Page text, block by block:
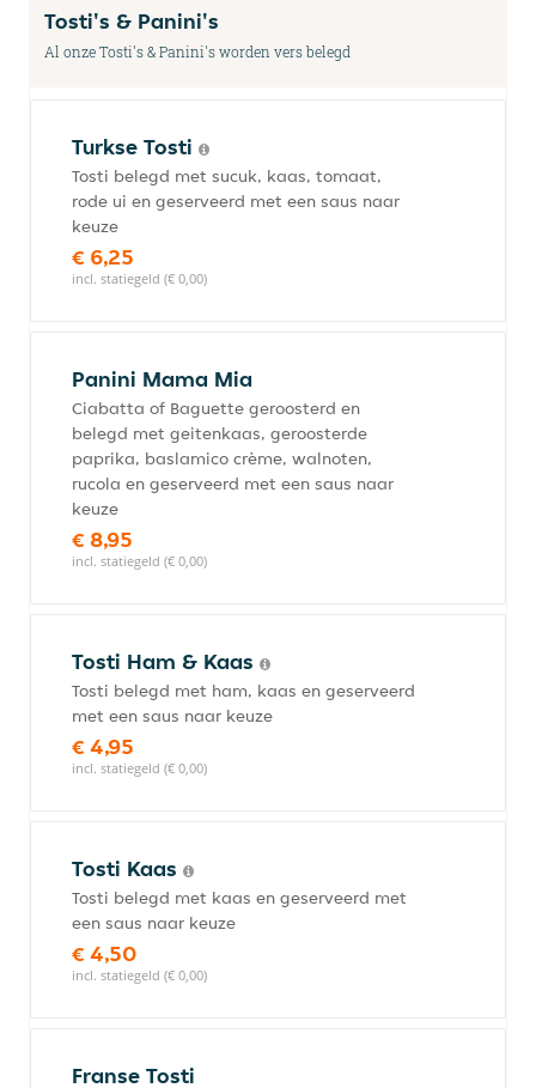
Tosti's & Panini's
Al onze Tosti's & Panini's worden vers belegd
Turkse Tosti
Tosti belegd met sucuk, kaas, tomaat,
rode ui en geserveerd met een saus naar
keuze
€ 6,25
incl. statiegeld (€ 0,00)
Panini Mama Mia
Ciabatta of Baguette geroosterd en
belegd met geitenkaas, geroosterde
paprika, baslamico crème, walnoten,
rucola en geserveerd met een saus naar
keuze
€ 8,95
incl. statiegeld (€ 0,00)
Tosti Ham & Kaas
Tosti belegd met ham, kaas en geserveerd
met een saus naar keuze
€ 4,95
incl. statiegeld (€ 0,00)
Tosti Kaas
Tosti belegd met kaas en geserveerd met
een saus naar keuze
€ 4,50
incl. statiegeld (€ 0,00)
Franse Tosti